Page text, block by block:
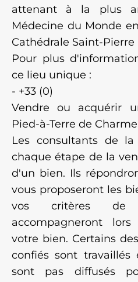
attenant à la plus
Médecine du Monde
Cathédrale Saint-Pierre
Pour plus
ce lieu unique :
- +33 (0)
Vendre ou acquérir
Pied-à-Terre de
Les consultants de
chaque étape de la
d'un bien. Ils
vous proposeront les
vos critères de
accompagneront
votre bien. Certains
confiés sont
sont pas diffusés